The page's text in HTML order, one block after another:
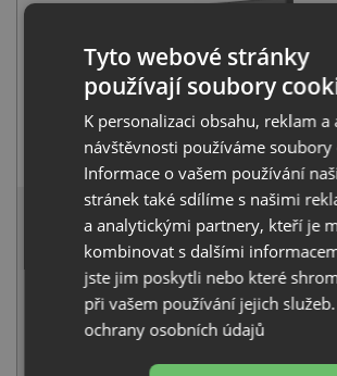
Blanco AVONA-S šedá skála
10 521 Kčs DPH
21 443 Kč
Běžná cena: 22 572
Kč
Sleva: 1 129 Kč
SKLADEM U VÝROBCE
Tyto webové stránky
používají soubory
K personalizaci obsahu, reklam a
návštěvnosti používáme soubory
Informace o vašem používání
stránek také sdílíme s našimi
a analytickými partnery, kteří je
kombinovat s dalšími
jste jim poskytli nebo které
při vašem používání jejich
ochrany osobních údajů